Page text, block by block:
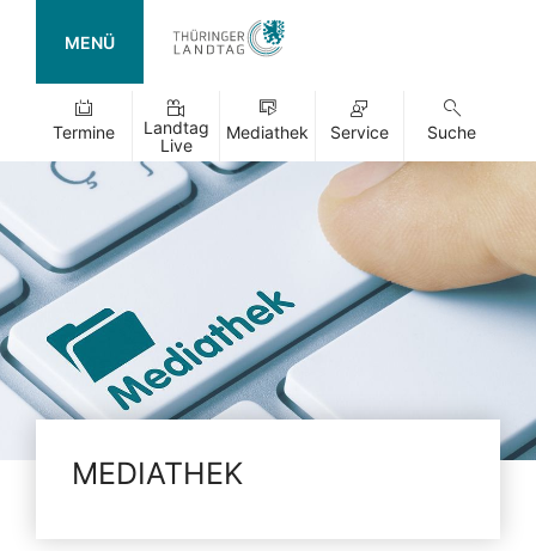
MENÜ
Termine
Landtag
Live
Mediathek Service Suche
MEDIATHEK